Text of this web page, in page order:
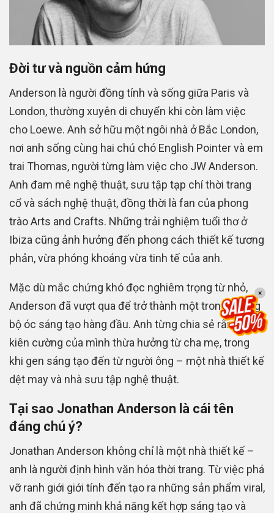
Đời tư và nguồn cảm hứng
Anderson là người đồng tính và sống giữa Paris và
London, thường xuyên di chuyển khi còn làm việc
cho Loewe. Anh sở hữu một ngôi nhà ở Bắc London,
nơi anh sống cùng hai chú chó English Pointer và em
trai Thomas, người từng làm việc cho JW Anderson.
Anh đam mê nghệ thuật, sưu tập tạp chí thời trang
cổ và sách nghệ thuật, đồng thời là fan của phong
trào Arts and Crafts. Những trải nghiệm tuổi thơ ở
Ibiza cũng ảnh hưởng đến phong cách thiết kế tương
phản, vừa phóng khoáng vừa tinh tế của anh.
Mặc dù mắc chứng khó đọc nghiêm trọng từ nhỏ,
Anderson đã vượt qua để trở thành một trong những
bộ óc sáng tạo hàng đầu. Anh từng chia sẻ rằng sự
kiên cường của mình thừa hưởng từ cha mẹ, trong
khi gen sáng tạo đến từ người ông – một nhà thiết kế
dệt may và nhà sưu tập nghệ thuật.
Tại sao Jonathan Anderson là cái tên
đáng chú ý?
Jonathan Anderson không chỉ là một nhà thiết kế –
anh là người định hình văn hóa thời trang. Từ việc phá
vỡ ranh giới giới tính đến tạo ra những sản phẩm viral,
anh đã chứng minh khả năng kết hợp sáng tạo và
×